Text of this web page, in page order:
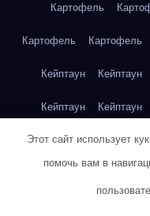
Картофель
Картофель Картофель
Кейптаун Кейптаун
Кейптаун Кейптаун
Кейптаун Кейптаун
Этот сайт использует
помочь вам в